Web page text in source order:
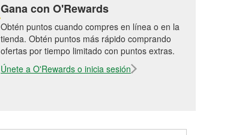
Gana con O'Rewards
Obtén puntos cuando compres en línea o en la
tienda. Obtén puntos más rápido comprando
ofertas por tiempo limitado con puntos extras.
Únete a O'Rewards o inicia sesión